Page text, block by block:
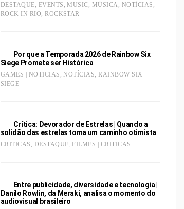
DESTAQUE, EVENTS ,MUSIC, MÚSICA , NOTÍCIAS ,
ROCK IN RIO,ROCKSTAR
Por que a Temporada 2026 de Rainbow Six
Siege Promete ser Histórica
GAMES | NOTICIAS ,NOTÍCIAS,RAINBOW SIX
SIEGE
Crítica: Devorador de Estrelas | Quando a
solidão das estrelas toma um caminho otimista
CRITICAS , DESTAQUE,FILMES | CRITICAS
Entre publicidade, diversidade e tecnologia |
Danilo Rowlin, da Meraki, analisa o momento do
audiovisual brasileiro